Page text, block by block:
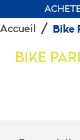
Accueil Bike
BIKE